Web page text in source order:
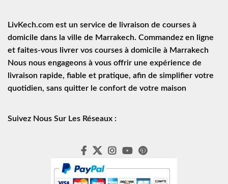
LivKech.com est un service de
livraison de courses à
domicile dans la ville de Marrakech. Commandez en ligne
et faites-vous livrer vos courses à domicile à Marrakech
Nous nous engageons à vous offrir une expérience de
livraison rapide, fiable et pratique, afin de simplifier votre
quotidien, sans quitter le confort de votre maison
Suivez Nous Sur Les Réseaux :